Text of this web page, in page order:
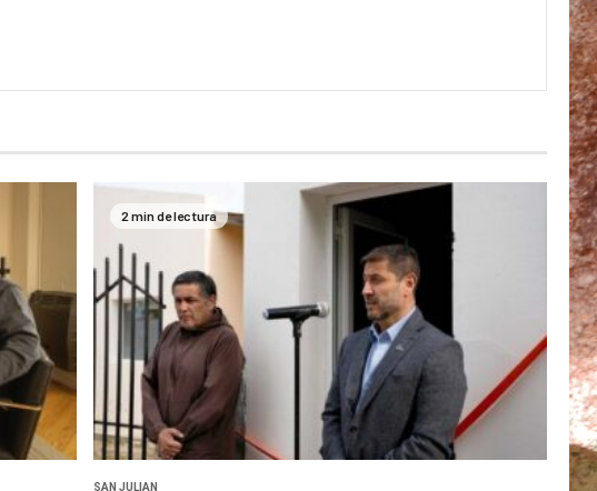
2 min de lectura
SAN JULIAN